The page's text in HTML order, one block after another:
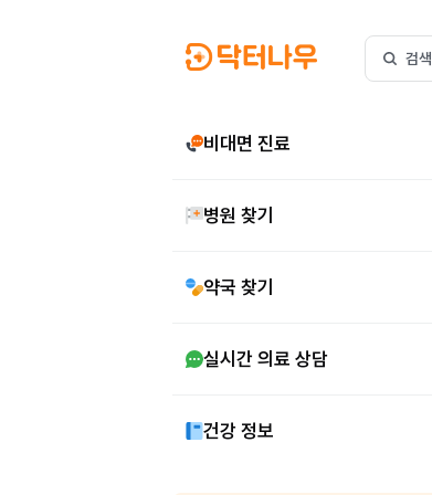
검색
비대면 진료
병원 찾기
약국 찾기
실시간 의료 상담
건강 정보